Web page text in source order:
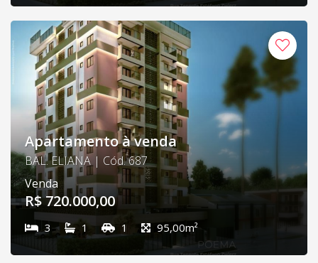
Apartamento à venda
BAL. ELIANA | Cód. 687
Venda
R$ 720.000,00
3 1 1 95,00m²